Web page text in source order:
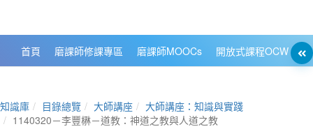
首頁 磨課師修課專區 磨課師MOOCs 開放式課程OCW
知識庫 目錄總覽 大師講座
大師講座：知識與實踐
1140320－李豐楙－道教：神道之教與人道之教